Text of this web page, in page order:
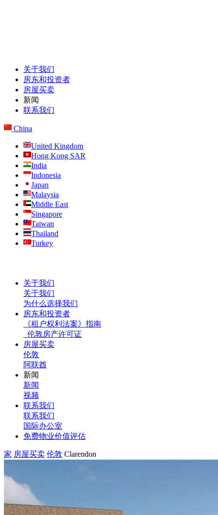
关于我们
房东和投资者
房屋买卖
新闻
联系我们
China
United Kingdom
Hong Kong SAR
India
Indonesia
Japan
Malaysia
Middle East
Singapore
Taiwan
Thailand
Turkey
关于我们
关于我们
为什么选择我们
房东和投资者
《租户权利法案》指南
伦敦房产许可证
房屋买卖
伦敦
阿联酋
新闻
新闻
视频
联系我们
联系我们
国际办公室
免费物业价值评估
家 房屋买卖 伦敦 Clarendon